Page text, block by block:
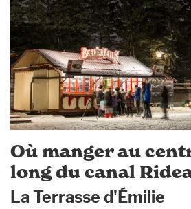
Où manger au
long du canal
La Terrasse d'Émilie